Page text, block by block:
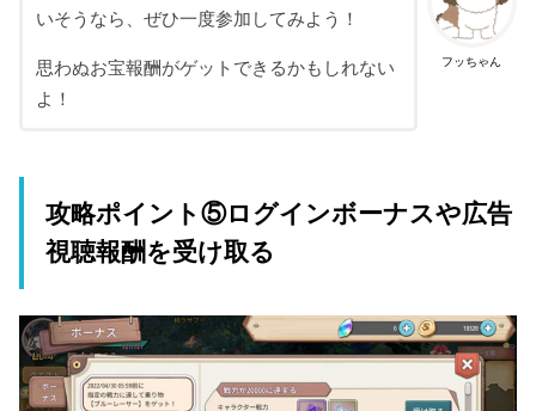
フッちゃん
いそうなら、ぜひ一度参加してみよう！
思わぬお宝報酬がゲットできるかもしれない
よ！
攻略ポイント⑤ログインボーナスや広告
視聴報酬を受け取る